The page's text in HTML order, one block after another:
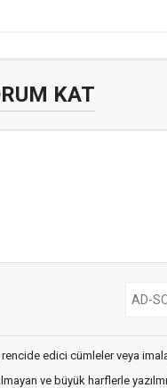
KAT
edici cümleler veya
ve büyük harflerle